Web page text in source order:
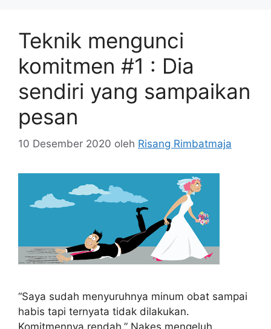
Teknik mengunci
komitmen #1 : Dia
sendiri yang sampaikan
pesan
10 Desember 2020 oleh Risang Rimbatmaja
“Saya sudah menyuruhnya minum obat sampai
habis tapi ternyata tidak dilakukan.
Komitmennya rendah.” Nakes mengeluh